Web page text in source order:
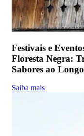
Festivais e
Floresta Negra:
Sabores ao
Saiba mais